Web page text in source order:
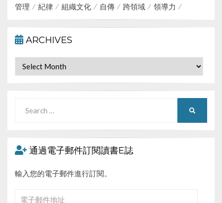
管理
紀律 組織文化 自傳 跨領域 領導力
ARCHIVES
Archives
for:
通過電子郵件訂閱讀書E誌
輸入您的電子郵件進行訂閱。